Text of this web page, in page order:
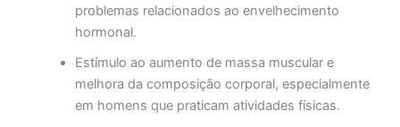
problemas relacionados ao envelhecimento
hormonal.
Estímulo ao aumento de massa muscular e
melhora da composição corporal, especialmente
em homens que praticam atividades físicas.